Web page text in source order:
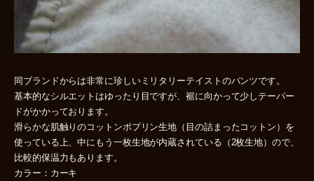
同ブランドからは非常に珍しいミリタリーテイストのパンツです。
基本的なシルエットはゆったり目ですが、裾に向かって少しテーパー
ドがかかっております。
滑らかな肌触りのコットンポプリン生地（目の詰まったコットン）を
使っている上、中にもう一枚生地が内蔵されている（2枚生地）ので、
比較的保温力もあります。
カラー：カーキ